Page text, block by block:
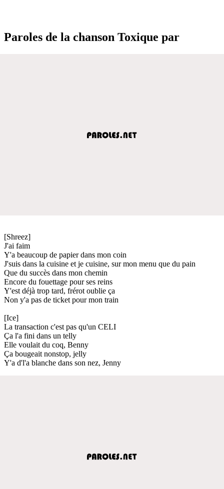
Paroles de la chanson Toxique par
[Shreez]
J'ai faim
Y'a beaucoup de papier dans mon coin
J'suis dans la cuisine et je cuisine, sur mon menu que du pain
Que du succès dans mon chemin
Encore du fouettage pour ses reins
Y'est déjà trop tard, frérot oublie ça
Non y'a pas de ticket pour mon train
[Ice]
La transaction c'est pas qu'un CELI
Ça l'a fini dans un telly
Elle voulait du coq, Benny
Ça bougeait nonstop, jelly
Y'a d'l'a blanche dans son nez, Jenny